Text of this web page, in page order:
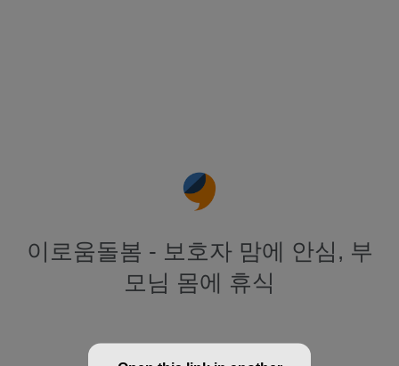
이로움돌봄 - 보호자 맘에 안심, 부
모님 몸에 휴식